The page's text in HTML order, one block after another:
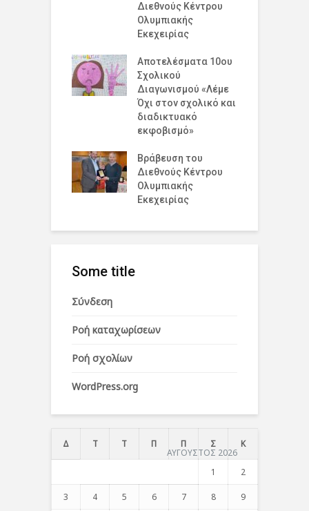
Διεθνούς Κέντρου
Ολυμπιακής
Εκεχειρίας
Αποτελέσματα 10ου
Σχολικού
Διαγωνισμού «Λέμε
Όχι στον σχολικό και
διαδικτυακό
εκφοβισμό»
Βράβευση του
Διεθνούς Κέντρου
Ολυμπιακής
Εκεχειρίας
Some title
Σύνδεση
Ροή καταχωρίσεων
Ροή σχολίων
WordPress.org
ΑΥΓΟΥΣΤΟΣ 2026
Δ Τ Τ Π Π Σ Κ
1 2
3 4 5 6 7 8 9